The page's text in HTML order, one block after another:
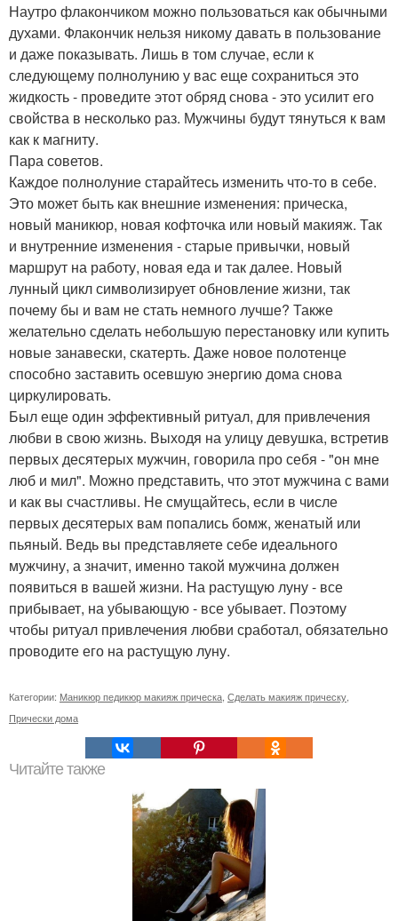
Наутро флакончиком можно пользоваться как обычными
духами. Флакончик нельзя никому давать в пользование
и даже показывать. Лишь в том случае, если к
следующему полнолунию у вас еще сохраниться это
жидкость - проведите этот обряд снова - это усилит его
свойства в несколько раз. Мужчины будут тянуться к вам
как к магниту.
Пара советов.
Каждое полнолуние старайтесь изменить что-то в себе.
Это может быть как внешние изменения: прическа,
новый маникюр, новая кофточка или новый макияж. Так
и внутренние изменения - старые привычки, новый
маршрут на работу, новая еда и так далее. Новый
лунный цикл символизирует обновление жизни, так
почему бы и вам не стать немного лучше? Также
желательно сделать небольшую перестановку или купить
новые занавески, скатерть. Даже новое полотенце
способно заставить осевшую энергию дома снова
циркулировать.
Был еще один эффективный ритуал, для привлечения
любви в свою жизнь. Выходя на улицу девушка, встретив
первых десятерых мужчин, говорила про себя - "он мне
люб и мил". Можно представить, что этот мужчина с вами
и как вы счастливы. Не смущайтесь, если в числе
первых десятерых вам попались бомж, женатый или
пьяный. Ведь вы представляете себе идеального
мужчину, а значит, именно такой мужчина должен
появиться в вашей жизни. На растущую луну - все
прибывает, на убывающую - все убывает. Поэтому
чтобы ритуал привлечения любви сработал, обязательно
проводите его на растущую луну.
Категории: Маникюр педикюр макияж прическа, Сделать макияж прическу,
Прически дома
Читайте также